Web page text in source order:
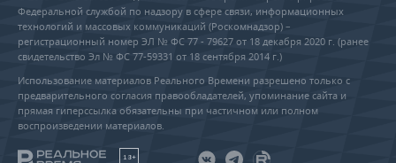
Федеральной службой по надзору в сфере связи, информационных
технологий и массовых коммуникаций (Роскомнадзор) –
регистрационный номер ЭЛ № ФС 77 - 79627 от 18 декабря 2020 г. (ранее
свидетельство Эл № ФС 77-59331 от 18 сентября 2014 г.)
Использование материалов Реального Времени разрешено только с
предварительного согласия правообладателей, упоминание сайта и
прямая гиперссылка обязательны при частичном или полном
воспроизведении материалов.
18+